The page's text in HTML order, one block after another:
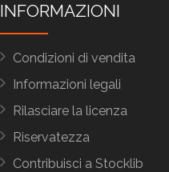
INFORMAZIONI
Condizioni di vendita
Informazioni legali
Rilasciare la licenza
Riservatezza
Contribuisci a Stocklib